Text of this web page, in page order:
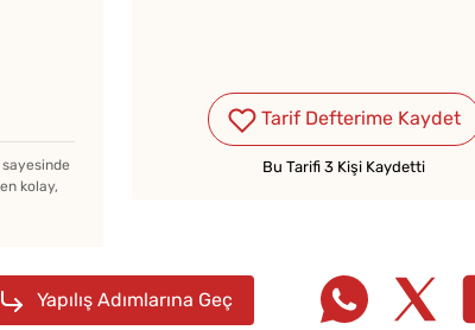
kolay,
Tarif Defterime Kaydet
Bu Tarifi 3 Kişi Kaydetti
Yapılış Adımlarına Geç